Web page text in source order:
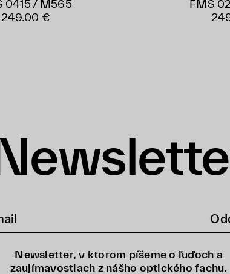
0415 / M565
249.00 €
FMS
Newsletter, v ktorom píšeme o ľuďoch a
zaujímavostiach z nášho optického fachu.